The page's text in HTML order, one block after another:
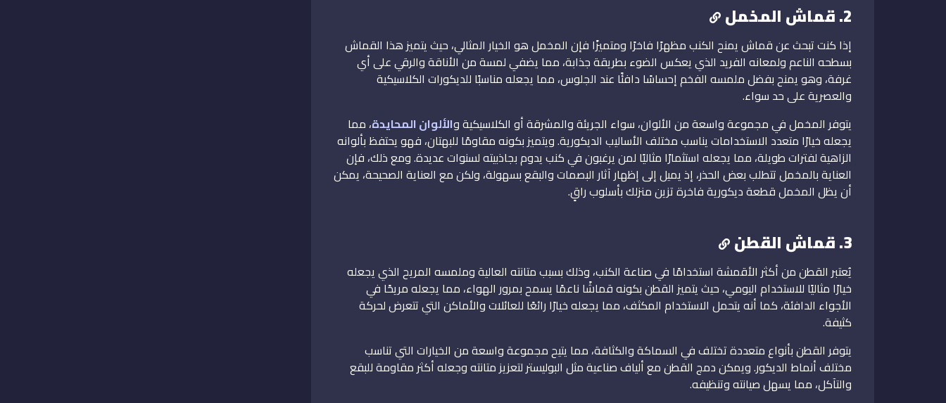
2. قماش المخمل
إذا كنت تبحث عن قماش يمنح الكنب مظهرًا فاخرًا ومتميزًا فإن المخمل هو الخيار المثالي، حيث يتميز هذا القماش
بسطحه الناعم ولمعانه الفريد الذي يعكس الضوء بطريقة جذابة، مما يضفي لمسة من الأناقة والرقي على أي
غرفة، وهو يمنح بفضل ملمسه الفخم إحساسًا دافئًا عند الجلوس، مما يجعله مناسبًا للديكورات الكلاسيكية
والعصرية على حد سواء.
يتوفر المخمل في مجموعة واسعة من الألوان، سواء الجريئة والمشرقة أو الكلاسيكية والألوان المحايدة، مما
يجعله خيارًا متعدد الاستخدامات يناسب مختلف الأساليب الديكورية. ويتميز بكونه مقاومًا للبهتان، فهو يحتفظ بألوانه
الزاهية لفترات طويلة، مما يجعله استثمارًا مثاليًا لمن يرغبون في كنب يدوم بجاذبيته لسنوات عديدة. ومع ذلك، فإن
العناية بالمخمل تتطلب بعض الحذر، إذ يميل إلى إظهار آثار البصمات والبقع بسهولة، ولكن مع العناية الصحيحة، يمكن
أن يظل المخمل قطعة ديكورية فاخرة تزين منزلك بأسلوب راقٍ.
3. قماش القطن
يُعتبر القطن من أكثر الأقمشة استخدامًا في صناعة الكنب، وذلك بسبب متانته العالية وملمسه المريح الذي يجعله
خيارًا مثاليًا للاستخدام اليومي، حيث يتميز القطن بكونه قماشًا ناعمًا يسمح بمرور الهواء، مما يجعله مريحًا في
الأجواء الدافئة، كما أنه يتحمل الاستخدام المكثف، مما يجعله خيارًا رائعًا للعائلات والأماكن التي تتعرض لحركة
كثيفة.
يتوفر القطن بأنواع متعددة تختلف في السماكة والكثافة، مما يتيح مجموعة واسعة من الخيارات التي تناسب
مختلف أنماط الديكور. ويمكن دمج القطن مع ألياف صناعية مثل البوليستر لتعزيز متانته وجعله أكثر مقاومة للبقع
والتآكل، مما يسهل صيانته وتنظيفه.